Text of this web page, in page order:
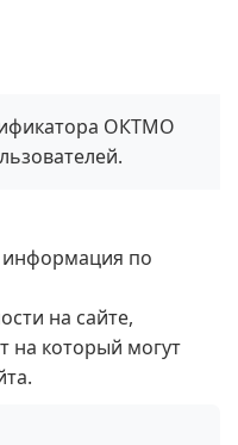
ОКТМО
информация по
на сайте,
на который могут